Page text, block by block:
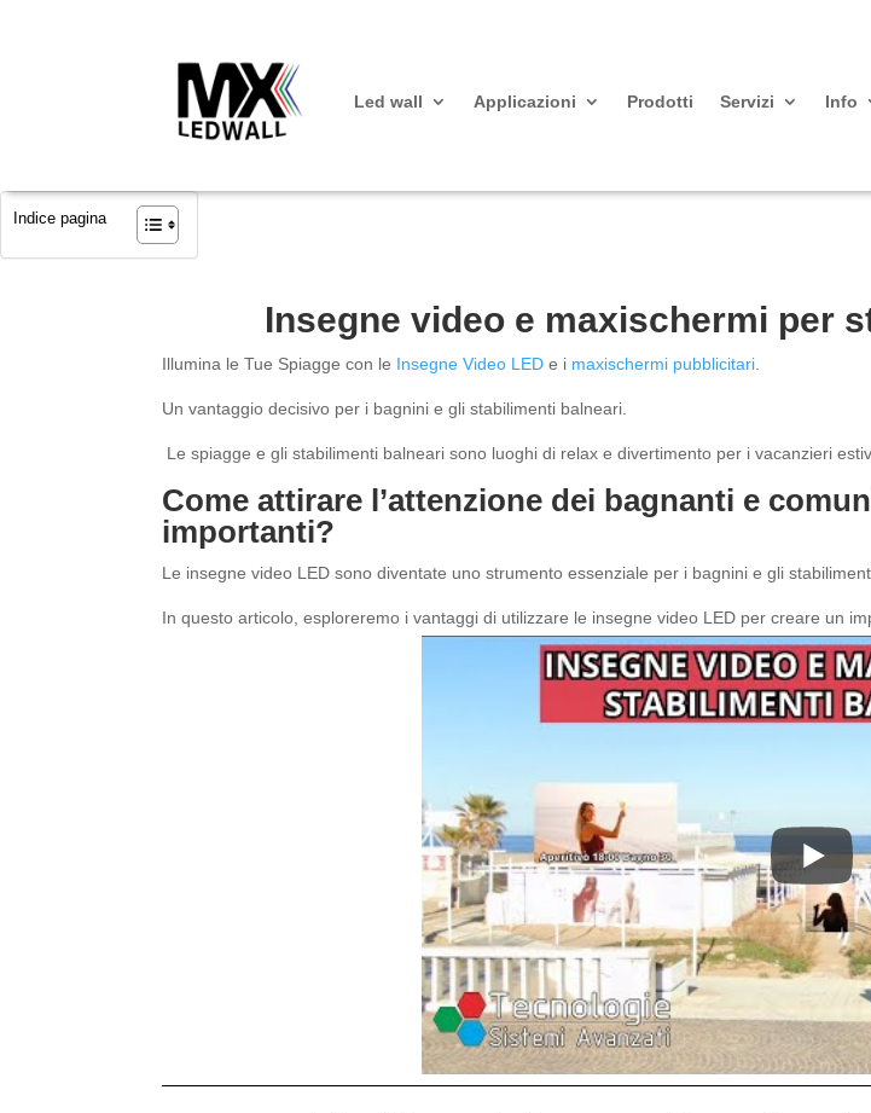
Led wall Applicazioni Prodotti Servizi Info
Indice pagina
Insegne video e maxischermi per
Illumina le Tue Spiagge con le Insegne Video LED e i maxischermi pubblicitari.
Un vantaggio decisivo per i bagnini e gli stabilimenti balneari.
Le spiagge e gli stabilimenti balneari sono luoghi di relax e divertimento per i vacanzieri
Come attirare l’attenzione dei bagnanti e
importanti?
Le insegne video LED sono diventate uno strumento essenziale per i bagnini e gli
In questo articolo, esploreremo i vantaggi di utilizzare le insegne video LED per creare un